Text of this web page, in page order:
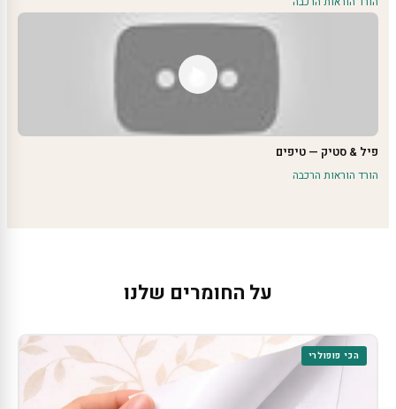
פיל & סטיק — טיפים
הורד הוראות הרכבה
על החומרים שלנו
הכי פופולרי